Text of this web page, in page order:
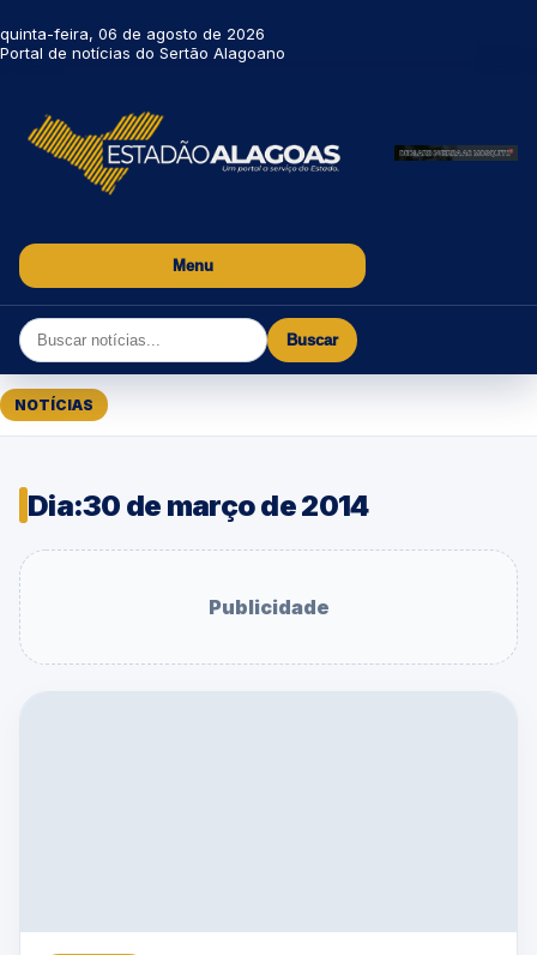
quinta-feira, 06 de agosto de 2026
Portal de notícias do Sertão Alagoano
Menu
Buscar
NOTÍCIAS
Dia:30 de março de 2014
Publicidade